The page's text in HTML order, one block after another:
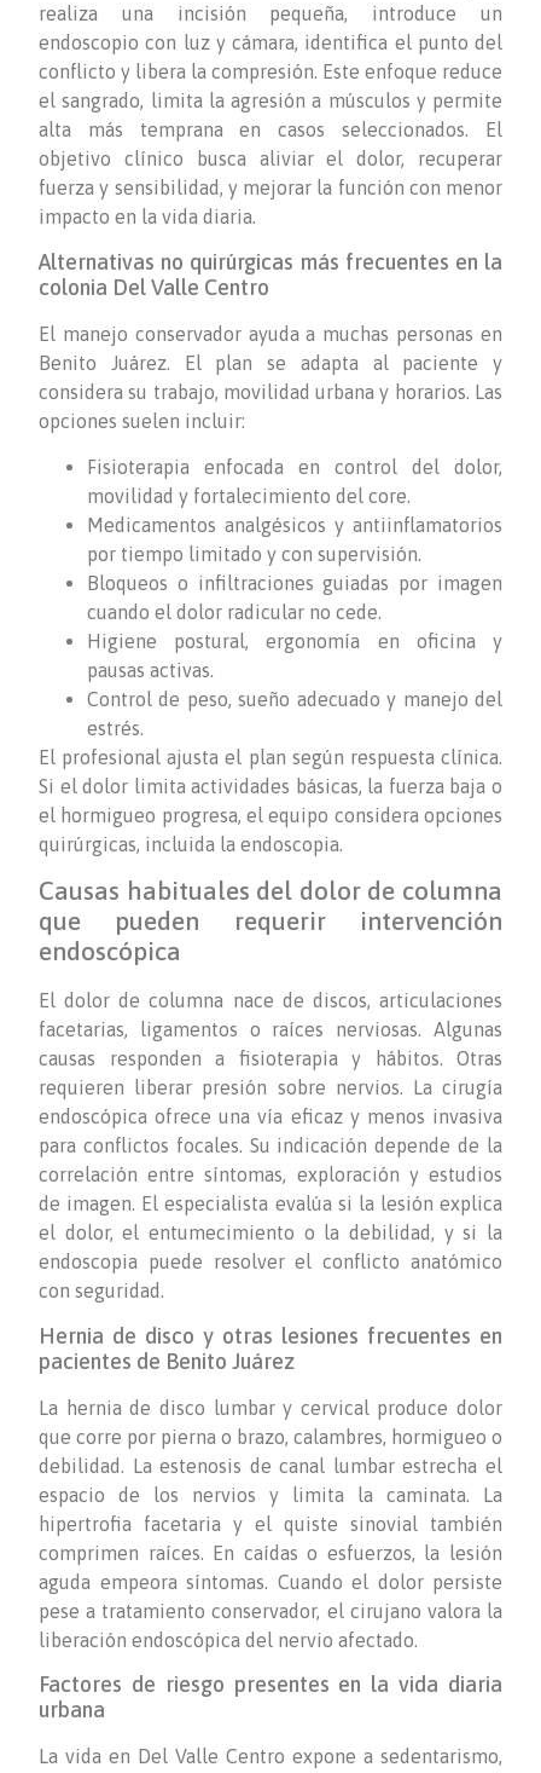
realiza una incisión pequeña, introduce un
endoscopio con luz y cámara, identifica el punto del
conflicto y libera la compresión. Este enfoque reduce
el sangrado, limita la agresión a músculos y permite
alta más temprana en casos seleccionados. El
objetivo clínico busca aliviar el dolor, recuperar
fuerza y sensibilidad, y mejorar la función con menor
impacto en la vida diaria.
Alternativas no quirúrgicas más frecuentes en la
colonia Del Valle Centro
El manejo conservador ayuda a muchas personas en
Benito Juárez. El plan se adapta al paciente y
considera su trabajo, movilidad urbana y horarios. Las
opciones suelen incluir:
Fisioterapia enfocada en control del dolor,
movilidad y fortalecimiento del core.
Medicamentos analgésicos y antiinflamatorios
por tiempo limitado y con supervisión.
Bloqueos o infiltraciones guiadas por imagen
cuando el dolor radicular no cede.
Higiene postural, ergonomía en oficina y
pausas activas.
Control de peso, sueño adecuado y manejo del
estrés.
El profesional ajusta el plan según respuesta clínica.
Si el dolor limita actividades básicas, la fuerza baja o
el hormigueo progresa, el equipo considera opciones
quirúrgicas, incluida la endoscopia.
Causas habituales del dolor de columna
que pueden requerir intervención
endoscópica
El dolor de columna nace de discos, articulaciones
facetarias, ligamentos o raíces nerviosas. Algunas
causas responden a fisioterapia y hábitos. Otras
requieren liberar presión sobre nervios. La cirugía
endoscópica ofrece una vía eficaz y menos invasiva
para conflictos focales. Su indicación depende de la
correlación entre síntomas, exploración y estudios
de imagen. El especialista evalúa si la lesión explica
el dolor, el entumecimiento o la debilidad, y si la
endoscopia puede resolver el conflicto anatómico
con seguridad.
Hernia de disco y otras lesiones frecuentes en
pacientes de Benito Juárez
La hernia de disco lumbar y cervical produce dolor
que corre por pierna o brazo, calambres, hormigueo o
debilidad. La estenosis de canal lumbar estrecha el
espacio de los nervios y limita la caminata. La
hipertrofia facetaria y el quiste sinovial también
comprimen raíces. En caídas o esfuerzos, la lesión
aguda empeora síntomas. Cuando el dolor persiste
pese a tratamiento conservador, el cirujano valora la
liberación endoscópica del nervio afectado.
Factores de riesgo presentes en la vida diaria
urbana
La vida en Del Valle Centro expone a sedentarismo,